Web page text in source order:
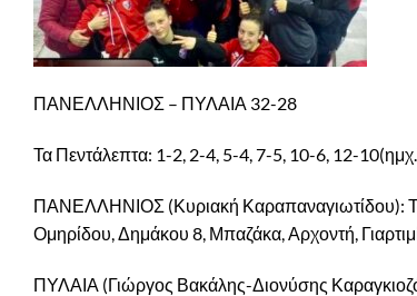
ΠΑΝΕΛΛΗΝΙΟΣ – ΠΥΛΑΙΑ 32-28
Τα Πεντάλεπτα: 1-2, 2-4, 5-4, 7-5, 10-6, 12-
ΠΑΝΕΛΛΗΝΙΟΣ (Κυριακή Καραπαναγιωτίδου):
Ομηρίδου, Δημάκου 8, Μπαζάκα, Αρχοντή,
ΠΥΛΑΙΑ (Γιώργος Βακάλης-Διονύσης